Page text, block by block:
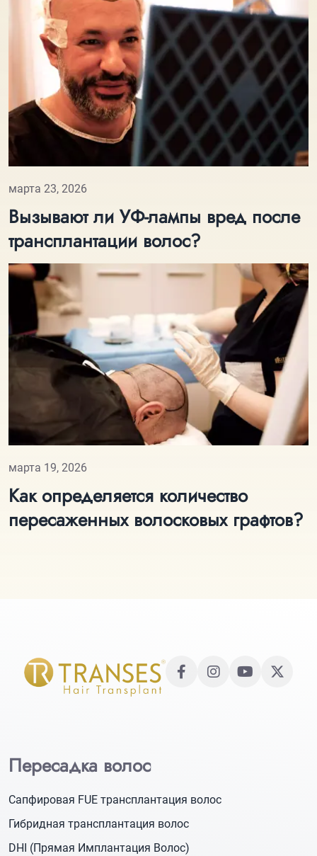
марта 23, 2026
Вызывают ли УФ-лампы вред после
трансплантации волос?
марта 19, 2026
Как определяется количество
пересаженных волосковых графтов?
Пересадка волос
Сапфировая FUE трансплантация волос
Гибридная трансплантация волос
DHI (Прямая Имплантация Волос)